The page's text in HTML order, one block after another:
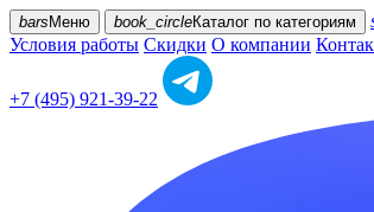
bars Меню book_circleКаталог по категориям
Условия работы Скидки О компании
+7 (495) 921-39-22